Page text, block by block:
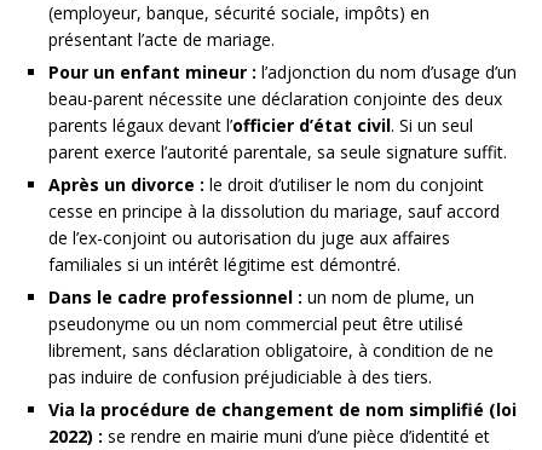
(employeur, banque, sécurité sociale, impôts) en
présentant l’acte de mariage.
Pour un enfant mineur : l’adjonction du nom d’usage d’un
beau-parent nécessite une déclaration conjointe des deux
parents légaux devant l’officier d’état civil. Si un seul
parent exerce l’autorité parentale, sa seule signature suffit.
Après un divorce : le droit d’utiliser le nom du conjoint
cesse en principe à la dissolution du mariage, sauf accord
de l’ex-conjoint ou autorisation du juge aux affaires
familiales si un intérêt légitime est démontré.
Dans le cadre professionnel : un nom de plume, un
pseudonyme ou un nom commercial peut être utilisé
librement, sans déclaration obligatoire, à condition de ne
pas induire de confusion préjudiciable à des tiers.
Via la procédure de changement de nom simplifié (loi
2022) : se rendre en mairie muni d’une pièce d’identité et